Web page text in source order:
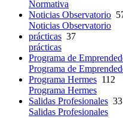
Normativa
Noticias Observatorio
Noticias Observatorio
prácticas 37
prácticas
Programa de
Programa de
Programa Hermes 112
Programa Hermes
Salidas Profesionales 33
Salidas Profesionales